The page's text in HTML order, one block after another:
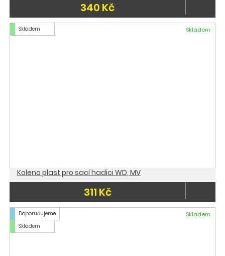
340 Kč
Skladem Skladem
Koleno plast pro sací hadici WD, MV
311 Kč
Doporučujeme
Skladem
Skladem